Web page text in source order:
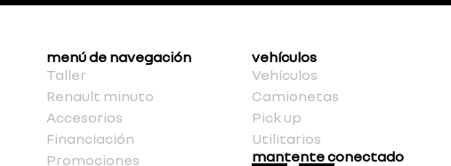
menú de navegación
Taller
Renault minuto
Accesorios
Financiación
Promociones
vehículos
Vehículos
Camionetas
Pick up
Utilitarios
mantente conectado